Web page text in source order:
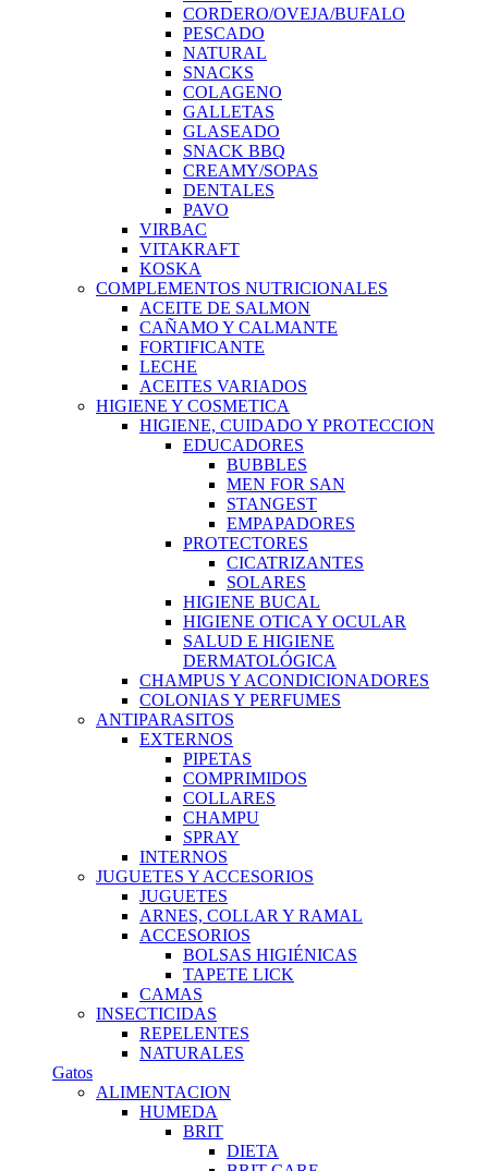
CORDERO/OVEJA/BUFALO
PESCADO
NATURAL
SNACKS
COLAGENO
GALLETAS
GLASEADO
SNACK BBQ
CREAMY/SOPAS
DENTALES
PAVO
VIRBAC
VITAKRAFT
KOSKA
COMPLEMENTOS NUTRICIONALES
ACEITE DE SALMON
CAÑAMO Y CALMANTE
FORTIFICANTE
LECHE
ACEITES VARIADOS
HIGIENE Y COSMETICA
HIGIENE, CUIDADO Y PROTECCION
EDUCADORES
BUBBLES
MEN FOR SAN
STANGEST
EMPAPADORES
PROTECTORES
CICATRIZANTES
SOLARES
HIGIENE BUCAL
HIGIENE OTICA Y OCULAR
SALUD E HIGIENE
DERMATOLÓGICA
CHAMPUS Y ACONDICIONADORES
COLONIAS Y PERFUMES
ANTIPARASITOS
EXTERNOS
PIPETAS
COMPRIMIDOS
COLLARES
CHAMPU
SPRAY
INTERNOS
JUGUETES Y ACCESORIOS
JUGUETES
ARNES, COLLAR Y RAMAL
ACCESORIOS
BOLSAS HIGIÉNICAS
TAPETE LICK
CAMAS
INSECTICIDAS
REPELENTES
NATURALES
Gatos
ALIMENTACION
HUMEDA
BRIT
DIETA